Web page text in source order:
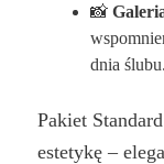
📸
dnia ślubu.
Pakiet
estetykę –